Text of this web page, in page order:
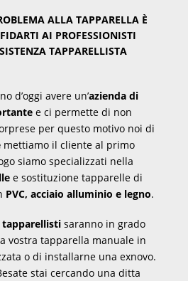
ALLA TAPPARELLA È
AI PROFESSIONISTI
TAPPARELLISTA
d’oggi avere un’azienda di
e ci permette di non
per questo motivo noi di
mettiamo il cliente al primo
siamo specializzati nella
e sostituzione tapparelle di
PVC, acciaio alluminio e legno.
tapparellistisaranno in grado
vostra tapparella manuale in
o di installarne una exnovo.
stai cercando una ditta